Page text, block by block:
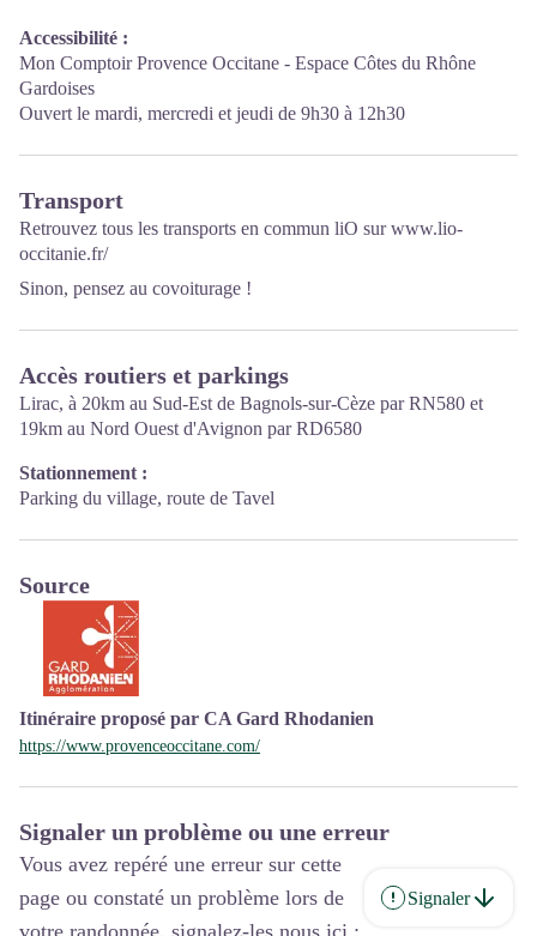
accompagner et vous conseiller!
La destination Provence Occitane est pourvue de 2 Comptoirs
d’Information Touristique ouverts à l’année à Pont-Saint-Esprit
Bagnols-sur-Cèze et de deux bureaux d'information touristique
visites.
Accessibilité :
Mon Comptoir Provence Occitane - Espace Côtes du Rhône
Gardoises
Ouvert le mardi, mercredi et jeudi de 9h30 à 12h30
Transport
Retrouvez tous les transports en commun liO surwww.lio-
occitanie.fr/
Sinon, pensez au covoiturage !
Accès routiers et parkings
Lirac, à 20km au Sud-Est de Bagnols-sur-Cèze par RN580 et
19km au Nord Ouest d'Avignon par RD6580
Stationnement :
Parking du village, route de Tavel
Source
Itinéraire proposé par CA Gard Rhodanien
https://www.provenceoccitane.com/
Signaler un problème ou une erreur
Vous avez repéré une erreur sur cette
page ou constaté un problème lors de
votre randonnée, signalez-les nous ici :
Signaler